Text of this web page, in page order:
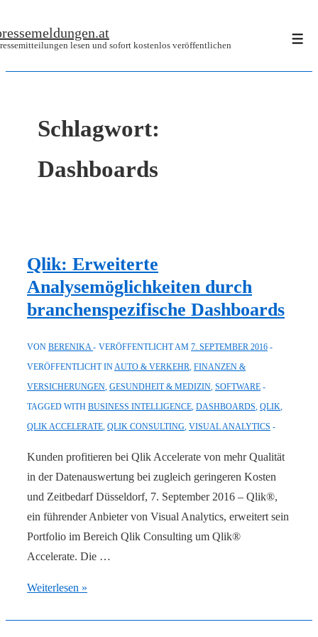
Zum
lesen und sofort kostenlos veröffentlichen
Schlagwort:
Dashboards
Qlik: Erweiterte
Analysemöglichkeiten durch
branchenspezifische Dashboards
VON BERENIKA VERÖFFENTLICHT AM 7. SEPTEMBER 2016
VERÖFFENTLICHT INAUTO & VERKEHR, FINANZEN &
VERSICHERUNGEN, GESUNDHEIT & MEDIZIN, SOFTWARE
TAGGED WITH BUSINESS INTELLIGENCE, DASHBOARDS, QLIK,
QLIK ACCELERATE, QLIK CONSULTING, VISUAL ANALYTICS
Kunden profitieren bei Qlik Accelerate von mehr Qualität
in der Datenauswertung bei zugleich geringeren Kosten
und Zeitbedarf Düsseldorf, 7. September 2016 – Qlik®,
ein führender Anbieter von Visual Analytics, erweitert sein
Portfolio im Bereich Qlik Consulting um Qlik®
Accelerate. Die …
Qlik:
Weiterlesen »